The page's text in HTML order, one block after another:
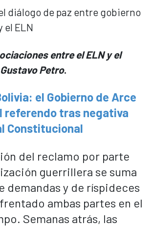
entre el ELN y el
Petro.
el Gobierno de Arce
referendo tras negativa
Constitucional
del reclamo por parte
guerrillera se suma
demandas y de ríspideces
ambas partes en el
Semanas atrás, las